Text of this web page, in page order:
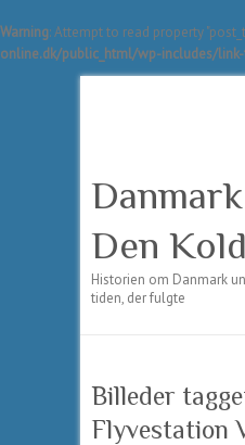
Warning: Attempt to read property
online.dk/public_html/wp-includes/
Den
Historien om Danmark
tiden, der fulgte
Billeder
Flyvestation